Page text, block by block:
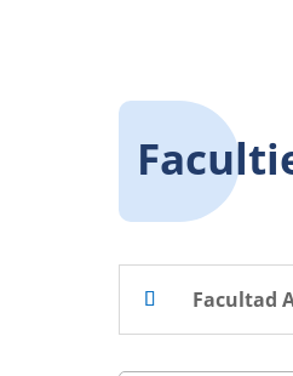
Facultad